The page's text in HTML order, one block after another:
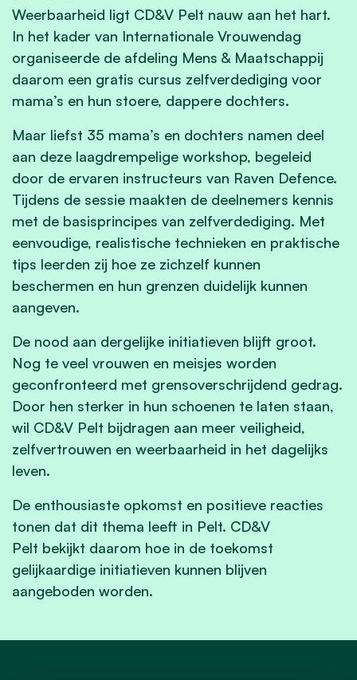
Weerbaarheid ligt CD&V Pelt nauw aan het hart.
In het kader van Internationale Vrouwendag
organiseerde de afdeling Mens & Maatschappij
daarom een gratis cursus zelfverdediging voor
mama’s en hun stoere, dappere dochters.
Maar liefst 35 mama’s en dochters namen deel
aan deze laagdrempelige workshop, begeleid
door de ervaren instructeurs van Raven Defence.
Tijdens de sessie maakten de deelnemers kennis
met de basisprincipes van zelfverdediging. Met
eenvoudige, realistische technieken en praktische
tips leerden zij hoe ze zichzelf kunnen
beschermen en hun grenzen duidelijk kunnen
aangeven.
De nood aan dergelijke initiatieven blijft groot.
Nog te veel vrouwen en meisjes worden
geconfronteerd met grensoverschrijdend gedrag.
Door hen sterker in hun schoenen te laten staan,
wil CD&V Pelt bijdragen aan meer veiligheid,
zelfvertrouwen en weerbaarheid in het dagelijks
leven.
De enthousiaste opkomst en positieve reacties
tonen dat dit thema leeft in Pelt. CD&V
Pelt bekijkt daarom hoe in de toekomst
gelijkaardige initiatieven kunnen blijven
aangeboden worden.